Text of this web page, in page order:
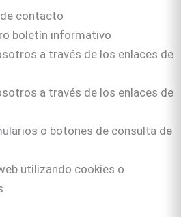
contacto
boletín informativo
a través de los enlaces de
a través de los enlaces de
o botones de consulta de
utilizando cookies o